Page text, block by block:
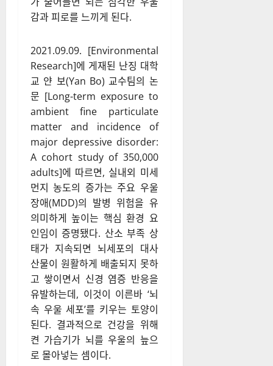
감과 피로를 느끼게 된다.
2021.09.09. [Environmental
Research]에 게재된 난징 대학
교 얀 보(Yan Bo) 교수팀의 논
문 [Long-term exposure to
ambient fine particulate
matter and incidence of
major depressive disorder:
A cohort study of 350,000
adults]에 따르면, 실내외 미세
먼지 농도의 증가는 주요 우울
장애(MDD)의 발병 위험을 유
의미하게 높이는 핵심 환경 요
인임이 증명됐다. 산소 부족 상
태가 지속되면 뇌세포의 대사
산물이 원활하게 배출되지 못하
고 쌓이면서 신경 염증 반응을
유발하는데, 이것이 이른바 ‘뇌
속 우울 세포’를 키우는 토양이
된다. 결과적으로 건강을 위해
켠 가습기가 뇌를 우울의 늪으
로 몰아넣는 셈이다.